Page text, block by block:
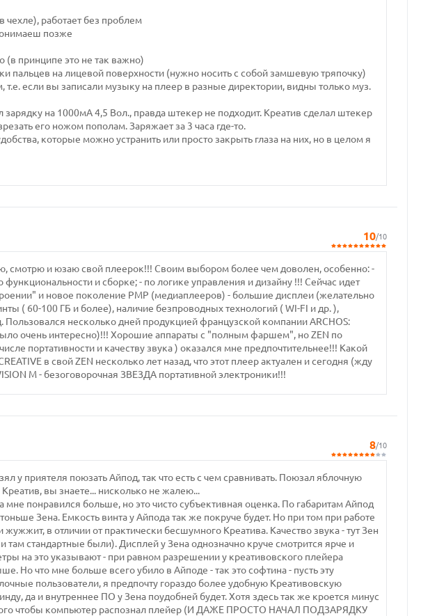
работает без проблем
позже
(в принципе это не так важно)
пальцев на лицевой поверхности (нужно носить с собой замшевую тряпочку)
т.е. если вы записали музыку на плеер в разные директории, видны только муз.
зарядку на 1000мА 4,5 Вол., правда штекер не подходит. Креатив сделал штекер
его ножом пополам. Заряжает за 3 часа где-то.
которые можно устранить или просто закрыть глаза на них, но в целом я
10/10
смотрю и юзаю свой плеерок!!! Своим выбором более чем доволен, особенно: -
функциональности и сборке; - по логике управления и дизайну !!! Сейчас идет
и новое поколение PMP (медиаплееров) - большие дисплеи (желательно
( 60-100 ГБ и более), наличие безпроводных технологий ( WI-FI и др. ),
несколько дней продукцией французской компании ARCHOS:
очень интересно)!!! Хорошие аппараты с "полным фаршем", но ZEN по
портативности и качеству звука ) оказался мне предпочтительнее!!! Какой
в свой ZEN несколько лет назад, что этот плеер актуален и сегодня (жду
M - безоговорочная ЗВЕЗДА портативной электроники!!!
8/10
у приятеля поюзать Айпод, так что есть с чем сравнивать. Поюзал яблочную
вы знаете... нисколько не жалею...
мне понравился больше, но это чисто субъективная оценка. По габаритам Айпод
Зена. Емкость винта у Айпода так же покруче будет. Но при том при работе
в отличии от практически бесшумного Креатива. Качество звука - тут Зен
стандартные были). Дисплей у Зена однозначно круче смотрится ярче и
на это указывают - при равном разрешении у креативовского плейера
Но что мне больше всего убило в Айподе - так это софтина - пусть эту
пользователи, я предпочту гораздо более удобную Креативовскую
да и внутреннее ПО у Зена поудобней будет. Хотя здесь так же кроется минус
чтобы компьютер распознал плейер (И ДАЖЕ ПРОСТО НАЧАЛ ПОДЗАРЯДКУ